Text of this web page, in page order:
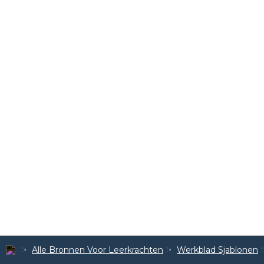
Alle Bronnen Voor Leerkrachten Werkblad Sjablonen